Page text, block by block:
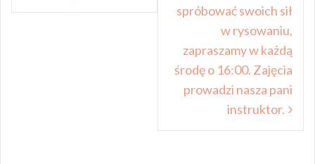
spróbować swoich sił
w rysowaniu,
zapraszamy w każdą
środę o 16:00. Zajęcia
prowadzi nasza pani
instruktor.